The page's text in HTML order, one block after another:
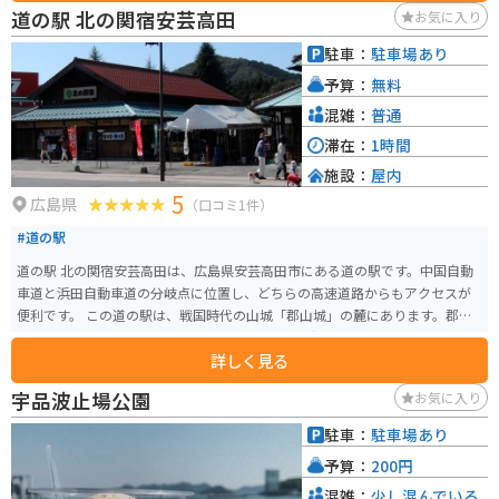
ラウンジがあるため、スマートフォンの充電やルート確認も快適に行えま
す。 グルメの注目は、A級グルメのまちとして知られる邑南町ならではの新鮮
な特産品です。特に手作りの「寿司弁当」は完売することもあるほどの人気
で、産直市には朝採れ野菜や地元の日本酒が豊富に並びます。2階のイートイ
ンスペースからはのどかな風景を眺めることができ、リフレッシュにぴった
りです。 近隣にはオオサンショウウオを観察できる「瑞穂ハンザケ自然館」
や、ハーブの香りに癒やされる「香木の森公園」もあり、ここを起点に邑南
町の魅力を存分に楽しむことができます。
道の駅 北の関宿安芸高田 お気に入り
広島県 5 （口コミ1件）
#道の駅
道の駅 北の関宿安芸高田は、広島県安芸高田市にある道の駅です。中国自動
車道と浜田自動車道の分岐点に位置し、どちらの高速道路からもアクセスが
便利です。 この道の駅は、戦国時代の山城「郡山城」の麓にあります。郡山
城は、毛利元就の居城として知られており、歴史好きにはたまらないスポッ
トです。道の駅の隣には、歴史民俗資料館があり、郡山城や周辺の歴史につ
いて学ぶことができます。 また、道の駅には、地元の特産品を販売する物産
館や、地元の食材を使った料理が楽しめるレストランがあります。安芸高田
市は、広島県内でも有数の米どころとして知られており、道の駅でも美味し
いお米を使ったお弁当やおにぎりが人気です。 バイクで訪れる場合、道の駅
の駐車場は広々としており、安心して駐車できます。中国山地を走るライダ
ーが多く利用する道の駅なので、ツーリングの情報収集にも最適です。
詳しく見る
駐車： 駐車場あり
予算： 無料
混雑： 普通
滞在： 1時間
施設： 屋内
宇品波止場公園 お気に入り
駐車： 駐車場あり
予算： 200円